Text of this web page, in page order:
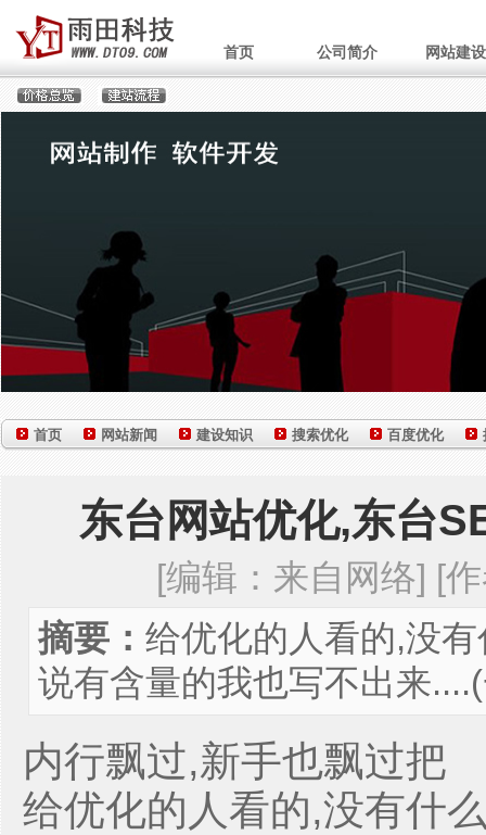
首页 公司简介 网站建设
首页 网站新闻 建设知识 搜索优化 百度优化
东台网站优化,东台
[编辑：来自网络] [
摘要： 给优化的人看的,没
说有含量的我也写不出来
内行飘过,新手也飘过把
给优化的人看的,没有什